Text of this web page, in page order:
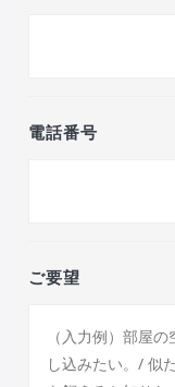
電話番号
ご要望